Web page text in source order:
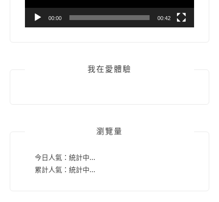
00:00 00:42
我在愛體驗
瀏覽量
今日人氣： 統計中...
累計人氣： 統計中...